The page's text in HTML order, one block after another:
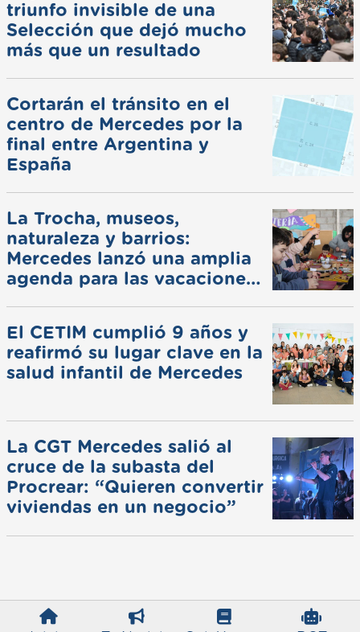
triunfo invisible de una
Selección que dejó mucho
más que un resultado
Cortarán el tránsito en el
centro de Mercedes por la
final entre Argentina y
España
La Trocha, museos,
naturaleza y barrios:
Mercedes lanzó una amplia
agenda para las vacaciones
El CETIM cumplió 9 años y
reafirmó su lugar clave en la
salud infantil de Mercedes
La CGT Mercedes salió al
cruce de la subasta del
Procrear: “Quieren convertir
viviendas en un negocio”